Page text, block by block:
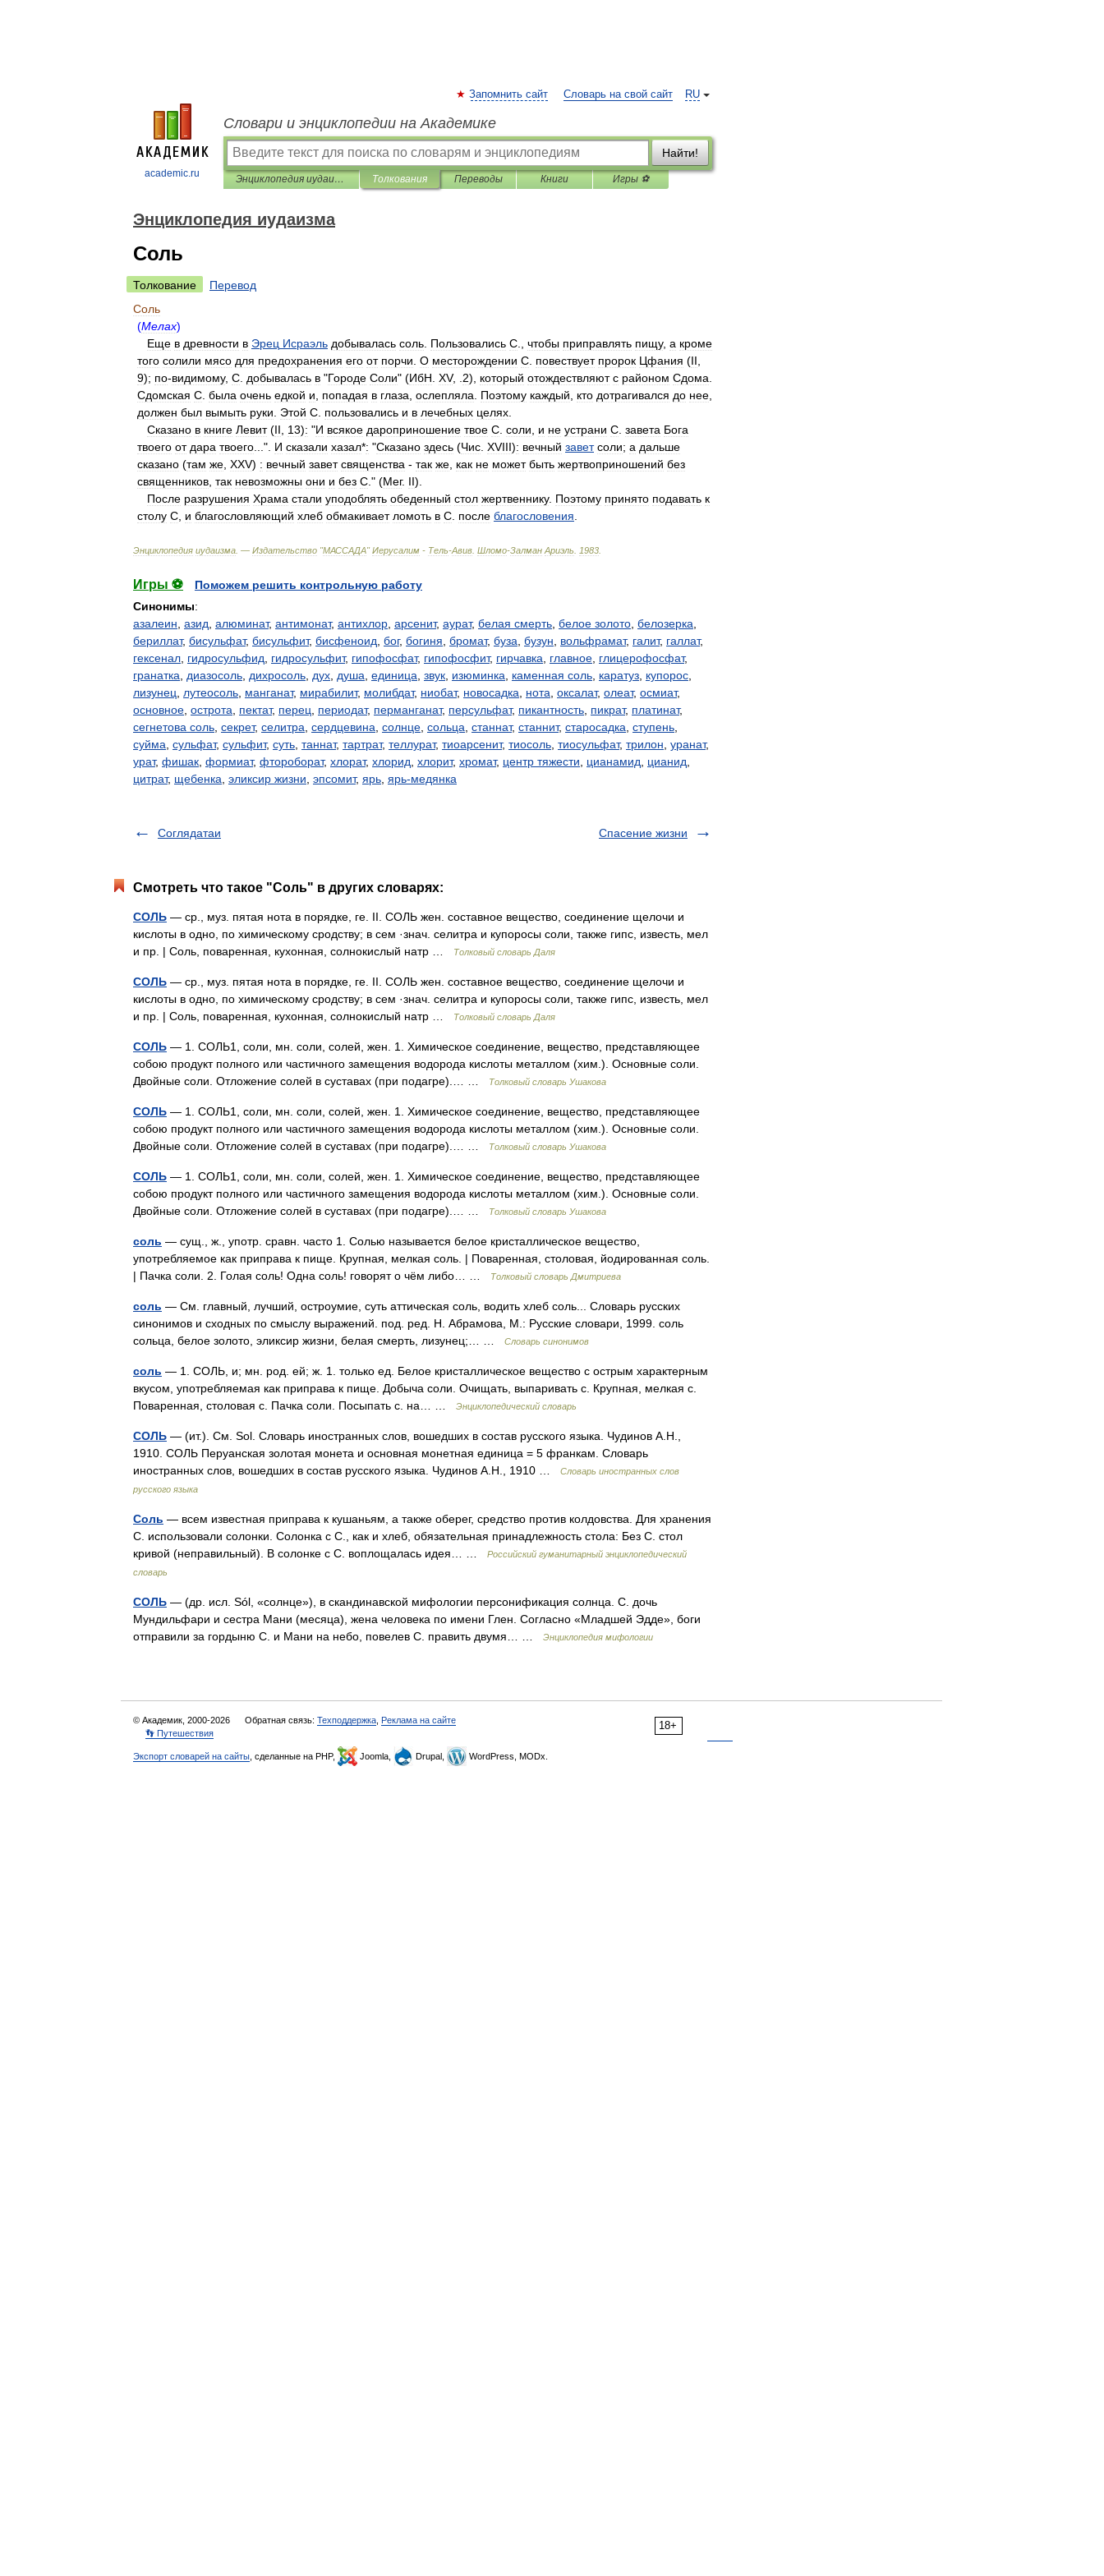
academic.ru
RU
Запомнить сайт Словарь на свой сайт
Словари и энциклопедии на Академике
Найти!
Энциклопедия иудаизма Толкования Переводы Книги Игры ⚽
Энциклопедия иудаизма
Соль
Толкование
Перевод
Соль
(Мелах)
Еще в древности в Эрец Исраэль добывалась соль Пользовались С чтобы приправлять пищу, а кроме
того солили мясо для предохранения его от порчи О месторождении С повествует пророк Цфания (II
9); по-видимому, С добывалась в "Городе Соли" (ИбН XV, . 2), который отождествляют с районом Сдома
Сдомская С была очень едкой и попадая в глаза ослепляла Поэтому каждый кто дотрагивался до нее
должен был вымыть руки Этой С пользовались и в лечебных целях
Сказано в книге Левит(II 13): "И всякое дароприношение твое С соли и не устрани С завета Бога
твоего от дара твоего ...". И сказали хазал*: "Сказано здесь (Чис XVIII): вечный завет соли; а дальше
сказано (там же XXV) : вечный завет священства - так же как не может быть жертвоприношений без
священников так невозможны они и без С ." (Мег. II).
После разрушения Храма стали уподоблять обеденный стол жертвеннику. Поэтому принято подавать к
столу С и благословляющий хлеб обмакивает ломоть в С после благословения
Энциклопедия иудаизма . — Издательство "МАССАДА"Иерусалим - Тель-Авив Шломо-Залман Ариэль 1983
Игры ⚽
Поможем решить контрольную работу
Синонимы:
азалеин азид алюминат, антимонат, антихлор арсенит, аурат, белая смерть белое золото белозерка
бериллат, бисульфат, бисульфит, бисфеноид бог, богиня бромат, буза бузун вольфрамат, галит, галлат,
гексенал гидросульфид гидросульфит, гипофосфат, гипофосфит, гирчавка главное глицерофосфат,
гранатка
диазосоль дихросоль дух душа единица звук изюминка каменная соль каратуз купорос
лизунец
лутеосоль манганат, мирабилит, молибдат, ниобат, новосадка нота оксалат, олеат, осмиат,
основное острота пектат, перец периодат, перманганат, персульфат, пикантность пикрат, платинат,
сегнетова соль секрет, селитра сердцевина солнце сольца станнат, станнит, старосадка ступень
суйма сульфат, сульфит, суть таннат, тартрат, теллурат, тиоарсенит, тиосоль тиосульфат, трилон уранат,
урат, фишак формиат, фтороборат, хлорат, хлорид хлорит, хромат, центр тяжести цианамид цианид
цитрат, щебенка эликсир жизни эпсомит, ярь ярь-медянка
Соглядатаи Спасение жизни
Смотреть что такое "Соль" в других словарях:
СОЛЬ — ср., муз. пятая нота в порядке, ге. II. СОЛЬ жен. составное вещество, соединение щелочи и
кислоты в одно, по химическому сродству; в сем ·знач. селитра и купоросы соли, также гипс, известь, мел
и пр. | Соль, поваренная, кухонная, солнокислый натр …
Толковый словарь Даля
СОЛЬ — ср., муз. пятая нота в порядке, ге. II. СОЛЬ жен. составное вещество, соединение щелочи и
кислоты в одно, по химическому сродству; в сем ·знач. селитра и купоросы соли, также гипс, известь, мел
и пр. | Соль, поваренная, кухонная, солнокислый натр …
Толковый словарь Даля
СОЛЬ — 1. СОЛЬ1, соли, мн. соли, солей, жен. 1. Химическое соединение, вещество, представляющее
собою продукт полного или частичного замещения водорода кислоты металлом (хим.). Основные соли.
Двойные соли. Отложение солей в суставах (при подагре).… …
Толковый словарь Ушакова
СОЛЬ — 1. СОЛЬ1, соли, мн. соли, солей, жен. 1. Химическое соединение, вещество, представляющее
собою продукт полного или частичного замещения водорода кислоты металлом (хим.). Основные соли.
Двойные соли. Отложение солей в суставах (при подагре).… …
Толковый словарь Ушакова
СОЛЬ — 1. СОЛЬ1, соли, мн. соли, солей, жен. 1. Химическое соединение, вещество, представляющее
собою продукт полного или частичного замещения водорода кислоты металлом (хим.). Основные соли.
Двойные соли. Отложение солей в суставах (при подагре).… …
Толковый словарь Ушакова
соль — сущ., ж., употр. сравн. часто 1. Солью называется белое кристаллическое вещество,
употребляемое как приправа к пище. Крупная, мелкая соль. | Поваренная, столовая, йодированная соль.
| Пачка соли. 2. Голая соль! Одна соль! говорят о чём либо… …
Толковый словарь Дмитриева
соль — См. главный, лучший, остроумие, суть аттическая соль, водить хлеб соль... Словарь русских
синонимов и сходных по смыслу выражений. под. ред. Н. Абрамова, М.: Русские словари, 1999. соль
сольца, белое золото, эликсир жизни, белая смерть, лизунец;… …
Словарь синонимов
соль — 1. СОЛЬ, и; мн. род. ей; ж. 1. только ед. Белое кристаллическое вещество с острым характерным
вкусом, употребляемая как приправа к пище. Добыча соли. Очищать, выпаривать с. Крупная, мелкая с.
Поваренная, столовая с. Пачка соли. Посыпать с. на… …
Энциклопедический словарь
СОЛЬ — (ит.). См. Sol. Словарь иностранных слов, вошедших в состав русского языка. Чудинов А.Н.,
1910. СОЛЬ Перуанская золотая монета и основная монетная единица = 5 франкам. Словарь
иностранных слов, вошедших в состав русского языка. Чудинов А.Н., 1910 …
Словарь иностранных слов
русского языка
Соль — всем известная приправа к кушаньям, а также оберег, средство против колдовства. Для хранения
С. использовали солонки. Солонка с С., как и хлеб, обязательная принадлежность стола: Без С. стол
кривой (неправильный). В солонке с С. воплощалась идея… …
Российский гуманитарный энциклопедический
словарь
СОЛЬ — (др. исл. Sól, «солнце»), в скандинавской мифологии персонификация солнца. С. дочь
Мундильфари и сестра Мани (месяца), жена человека по имени Глен. Согласно «Младшей Эдде», боги
отправили за гордыню С. и Мани на небо, повелев С. править двумя… …
Энциклопедия мифологии
18+
© Академик, 2000-2026 Обратная связь: Техподдержка Реклама на сайте
👣 Путешествия
Экспорт словарей на сайты , сделанные на PHP, Joomla, Drupal, WordPress, MODx.